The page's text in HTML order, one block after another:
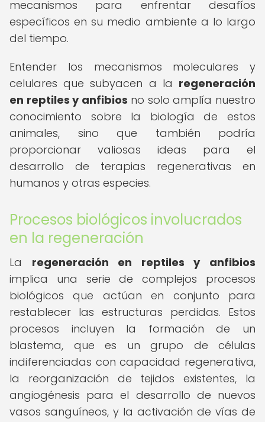
mecanismos para enfrentar desafíos
específicos en su medio ambiente a lo largo
del tiempo.
Entender los mecanismos moleculares y
celulares que subyacen a la regeneración
en reptiles y anfibios no solo amplía nuestro
conocimiento sobre la biología de estos
animales, sino que también podría
proporcionar valiosas ideas para el
desarrollo de terapias regenerativas en
humanos y otras especies.
Procesos biológicos involucrados
en la regeneración
La regeneración en reptiles y anfibios
implica una serie de complejos procesos
biológicos que actúan en conjunto para
restablecer las estructuras perdidas. Estos
procesos incluyen la formación de un
blastema, que es un grupo de células
indiferenciadas con capacidad regenerativa,
la reorganización de tejidos existentes, la
angiogénesis para el desarrollo de nuevos
vasos sanguíneos, y la activación de vías de